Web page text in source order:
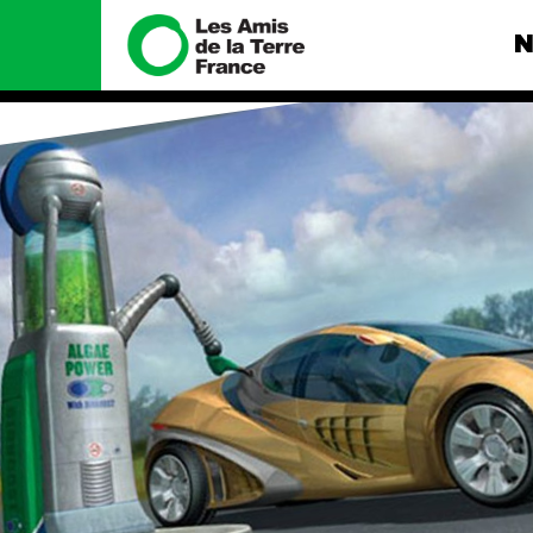
Nous connaître
Histoire
Manifeste
Missions et méthodes
Valeurs
Équipes et
fonctionnement
Le réseau dans le monde
Nos alliés
Je soutiens les Amis de la
Terre
Nos
Gaz « naturel
enfumage
Mode : une
destructrice
Gaz au
violence
Nos autres